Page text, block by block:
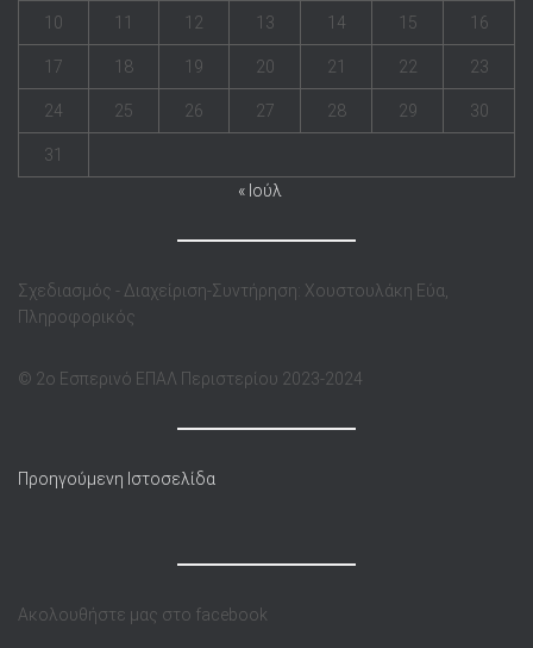
10 11 12 13 14 15 16
17 18 19 20 21 22 23
24 25 26 27 28 29 30
31
« Ιούλ
Σχεδιασμός - Διαχείριση-Συντήρηση: Χουστουλάκη Εύα,
Πληροφορικός
© 2o Eσπερινό ΕΠΑΛ Περιστερίου 2023-2024
Προηγούμενη Ιστοσελίδα
Ακολουθήστε μας στο facebook